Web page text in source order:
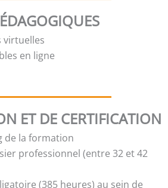
virtuelles
en ligne
ET DE CERTIFICATION
de la formation
professionnel (entre 32 et 42
(385 heures) au sein de